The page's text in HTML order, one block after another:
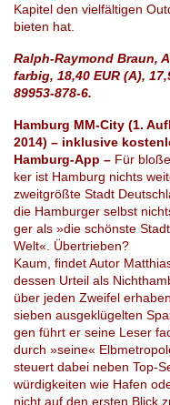
Ka­pi­tel den viel­fäl­ti­gen
bie­ten hat.
Ralph-Raymond Braun,
farbig, 18,40 EUR (A),
89953-878-6.
Hamburg MM-City (1.
2014) – inklusive
Hamburg-App – Für
ker ist Ham­burg nichts
zweit­größ­te Stadt
die Hambur­ger selbst
ger als »die schöns­te
Welt«. Über­trie­ben?
Kaum, fin­det Autor
des­sen Ur­teil als
über jeden Zwei­fel
sie­ben aus­ge­klü­gel­ten
gen führt er seine Leser
durch »seine«
steu­ert dabei neben Top-
wür­dig­kei­ten wie Hafen
nicht auf den ers­ten Blick